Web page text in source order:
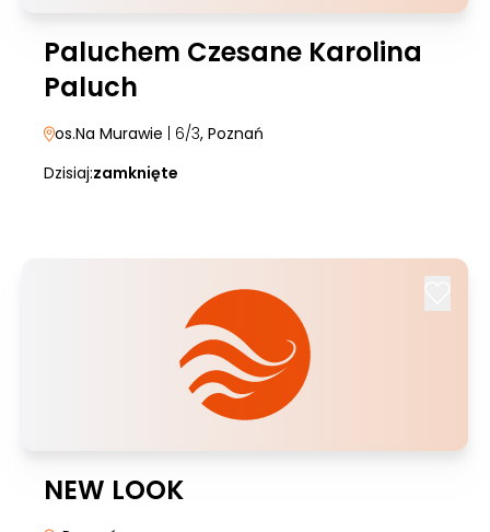
Paluchem Czesane Karolina
Paluch
os.Na Murawie | 6/3, Poznań
Dzisiaj:zamknięte
NEW LOOK